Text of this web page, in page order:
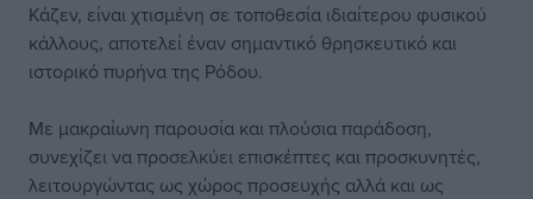
Κάζεν, είναι χτισμένη σε τοποθεσία ιδιαίτερου φυσικού
κάλλους, αποτελεί έναν σημαντικό θρησκευτικό και
ιστορικό πυρήνα της Ρόδου.
Με μακραίωνη παρουσία και πλούσια παράδοση,
συνεχίζει να προσελκύει επισκέπτες και προσκυνητές,
λειτουργώντας ως χώρος προσευχής αλλά και ως